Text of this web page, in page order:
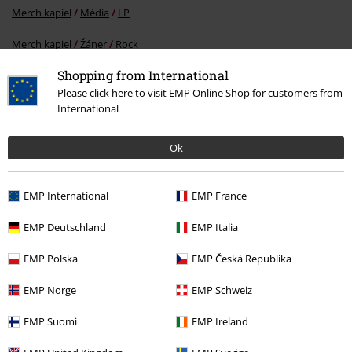
Shopping from International
Please click here to visit EMP Online Shop for customers from
International
Ok
EMP International EMP France
EMP Deutschland EMP Italia
EMP Polska EMP Česká Republika
EMP Norge EMP Schweiz
EMP Suomi EMP Ireland
Merch kapiel Média LP
Merch kapiel Žáner Rock
Merch kapiel Žáner Hardrock
15%
Zľava
E-Mail Newsletter
teraz! Viac
E.M.P. Merchandising mbH môže spracovávať moje osobné údaje a
údaje budú spracované v súlade s ustanoveniami vOchrana osobných